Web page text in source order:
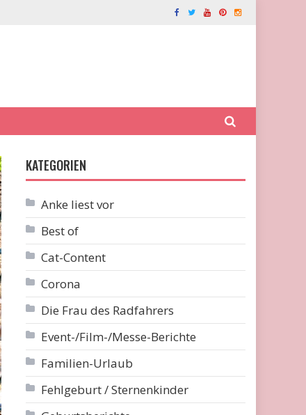
KATEGORIEN
Anke liest vor
Best of
Cat-Content
Corona
Die Frau des Radfahrers
Event-/Film-/Messe-Berichte
Familien-Urlaub
Fehlgeburt / Sternenkinder